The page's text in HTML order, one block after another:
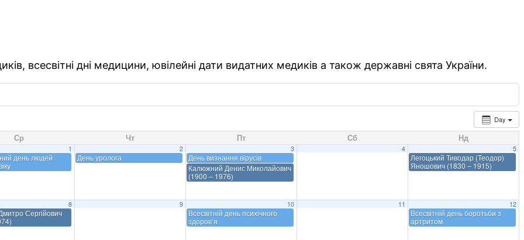
всесвітні дні медицини, ювілейні дати видатних медиків а також державні свята України.
Day
Ср Чт Пт Сб Нд
1
день людей
2
День уролога
3
День визнання вірусів
Калюжний Денис Миколайович
(1900 – 1976)
4 5
Легоцький Тиводар (Теодор)
Яношович (1830 – 1915)
8
Сергійович
9 10
Всесвітній день психічного
здоров’я
11 12
Всесвітній день боротьби з
артритом